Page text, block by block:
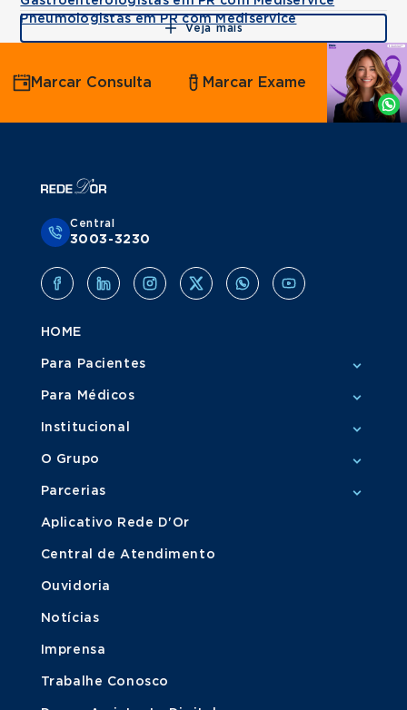
Pneumologistas em PR com Mediservice
Veja mais
Agende
por
Whatsapp
Marcar Consulta Marcar Exame
Central
3003-3230
HOME
Para Pacientes
Para Médicos
Institucional
O Grupo
Parcerias
Aplicativo Rede D'Or
Central de Atendimento
Ouvidoria
Notícias
Imprensa
Trabalhe Conosco